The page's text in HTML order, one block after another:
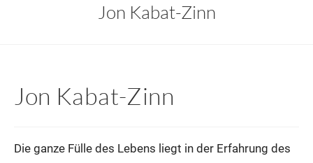
Jon Kabat-Zinn
Jon Kabat-Zinn
Die ganze Fülle des Lebens liegt in der Erfahrung des